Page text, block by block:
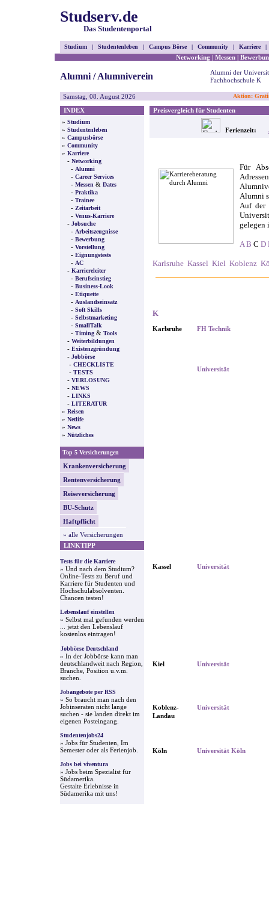
Studserv.de
Das Studentenportal
Studium | Studentenleben | Campus Börse | Community | Karriere |
Networking | Messen |
Alumni / Alumniverein
Alumni der
Fachhochschule K
Samstag, 08. August 2026 Aktion:
INDEX
» Studium
» Studentenleben
» Campusbörse
» Community
» Karriere
- Networking
- Alumni
- Career Services
- Messen & Dates
- Praktika
- Trainee
- Zeitarbeit
- Venus-Karriere
- Jobsuche
- Arbeitszeugnisse
- Bewerbung
- Vorstellung
- Eignungstests
- AC
- Karriereleiter
- Berufseinstieg
- Business-Look
- Etiquette
- Auslandseinsatz
- Soft Skills
- Selbstmarketing
- SmallTalk
- Timing & Tools
- Weiterbildungen
- Existenzgründung
- Jobbörse
- CHECKLISTE
- TESTS
- VERLOSUNG
- NEWS
- LINKS
- LITERATUR
» Reisen
» Netlife
» News
» Nützliches
Top 5 Versicherungen
Krankenversicherung
Rentenversicherung
Reiseversicherung
BU-Schutz
Haftpflicht
» alle Versicherungen
LINKTIPP
Tests für die Karriere
» Und nach dem Studium?
Online-Tests zu Beruf und
Karriere für Studenten und
Hochschulabsolventen.
Chancen testen!
Lebenslauf einstellen
» Selbst mal gefunden werden
... jetzt den Lebenslauf
kostenlos eintragen!
Jobbörse Deutschland
» In der Jobbörse kann man
deutschlandweit nach Region,
Branche, Position u.v.m.
suchen.
Jobangebote per RSS
» So braucht man nach den
Jobinseraten nicht lange
suchen - sie landen direkt im
eigenen Posteingang.
Studentenjobs24
» Jobs für Studenten, Im
Semester oder als Ferienjob.
Jobs bei viventura
» Jobs beim Spezialist für
Südamerika.
Gestalte Erlebnisse in
Südamerika mit uns!
Preisvergleich für Studenten
Ferienzeit:
Für
Alumni
Auf der
gelegen
A B C D
Karlsruhe Kassel Kiel Koblenz
K
Karlsruhe FH Technik
Universität
Kassel Universität
Kiel Universität
Koblenz-
Landau
Universität
Köln Universität Köln